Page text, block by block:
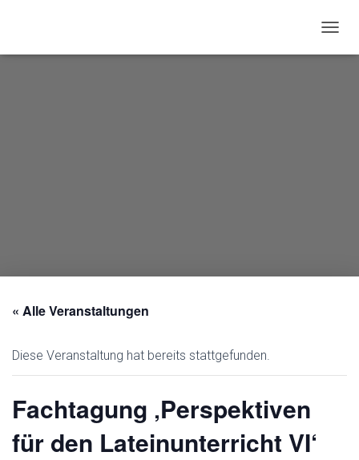
A
« Alle Veranstaltungen
Diese Veranstaltung hat bereits stattgefunden.
Fachtagung ‚Perspektiven
für den Lateinunterricht VI‘